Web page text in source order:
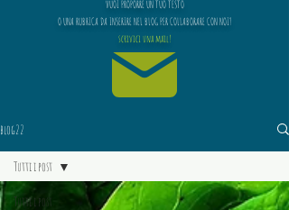
VUOI PROPORRE UN TUO TESTO
O UNA RUBRICA DA INSERIRE NEL BLOG PER COLLABORARE CON NOI?
scrivici una mail!
blog22
Tutti i post
Tutti i post